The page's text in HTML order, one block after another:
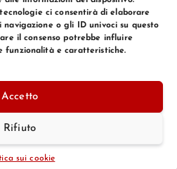
ci consentirà di elaborare
o gli ID univoci su questo
il consenso potrebbe influire
funzionalità e caratteristiche.
Accetto
Rifiuto
sui cookie